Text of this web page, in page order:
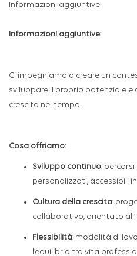
Informazioni aggiuntive
Informazioni aggiuntive:
Ci impegniamo a creare un
sviluppare il proprio potenziale e
crescita nel tempo.
Cosa offriamo:
Sviluppo continuo:
personalizzati, accessibili
Cultura della crescita:
collaborativo, orientato
Flessibilità: modalità di
l’equilibrio tra vita